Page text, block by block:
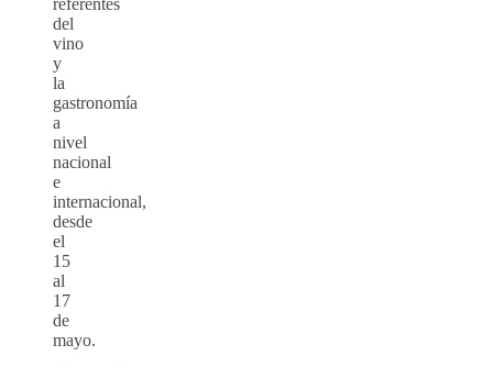
referentes
del
vino
y
la
gastronomía
a
nivel
nacional
e
internacional,
desde
el
15
al
17
de
mayo.